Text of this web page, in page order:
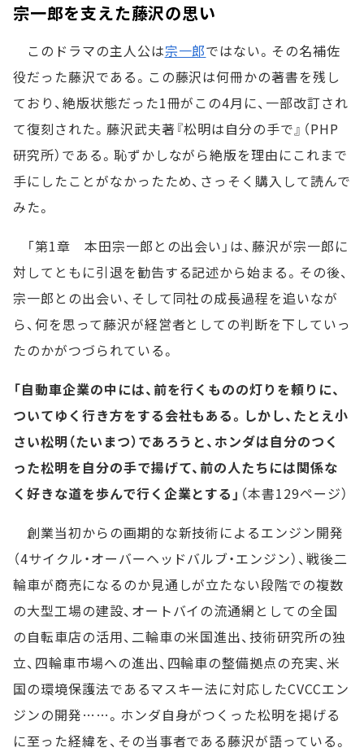
宗一郎を支えた藤沢の思い
このドラマの主人公は宗一郎ではない。その名補佐
役だった藤沢である。この藤沢は何冊かの著書を残し
ており、絶版状態だった1冊がこの4月に、一部改訂され
て復刻された。藤沢武夫著『松明は自分の手で』（PHP
研究所）である。恥ずかしながら絶版を理由にこれまで
手にしたことがなかったため、さっそく購入して読んで
みた。
「第1章 本田宗一郎との出会い」は、藤沢が宗一郎に
対してともに引退を勧告する記述から始まる。その後、
宗一郎との出会い、そして同社の成長過程を追いなが
ら、何を思って藤沢が経営者としての判断を下していっ
たのかがつづられている。
「自動車企業の中には、前を行くものの灯りを頼りに、
ついてゆく行き方をする会社もある。しかし、たとえ小
さい松明（たいまつ）であろうと、ホンダは自分のつく
った松明を自分の手で揚げて、前の人たちには関係な
く好きな道を歩んで行く企業とする」 （本書129ページ）
創業当初からの画期的な新技術によるエンジン開発
（4サイクル・オーバーヘッドバルブ・エンジン）、戦後二
輪車が商売になるのか見通しが立たない段階での複数
の大型工場の建設、オートバイの流通網としての全国
の自転車店の活用、二輪車の米国進出、技術研究所の独
立、四輪車市場への進出、四輪車の整備拠点の充実、米
国の環境保護法であるマスキー法に対応したCVCCエン
ジンの開発……。ホンダ自身がつくった松明を掲げる
に至った経緯を、その当事者である藤沢が語っている。